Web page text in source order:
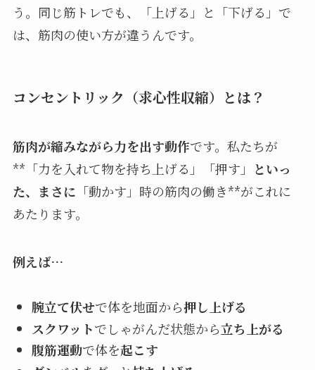
う。同じ筋トレでも、「上げる」と「下げる」で
は、筋肉の使い方が違うんです。
コンセントリック（求心性収縮）とは？
筋肉が縮みながら力を出す動作です。私たちが
**「力を入れて物を持ち上げる」「押す」 といっ
た、まさに 「動かす」時の筋肉の働き**がこれに
あたります。
例えば…
腕立て伏せで体を地面から押し上げる
スクワットでしゃがんだ状態から立ち上がる
腹筋運動で体を起こす